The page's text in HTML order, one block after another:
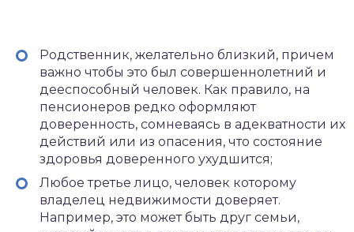
Родственник, желательно близкий, причем
важно чтобы это был совершеннолетний и
дееспособный человек. Как правило, на
пенсионеров редко оформляют
доверенность, сомневаясь в адекватности их
действий или из опасения, что состояние
здоровья доверенного ухудшится;
Любое третье лицо, человек которому
владелец недвижимости доверяет.
Например, это может быть друг семьи,